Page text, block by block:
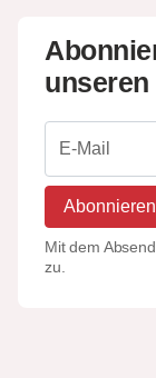
Abonnieren
Mit dem
zu.